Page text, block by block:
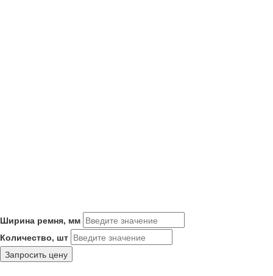
Ширина ремня, мм
Количество, шт
Запросить цену